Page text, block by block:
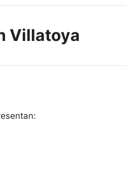
Villatoya